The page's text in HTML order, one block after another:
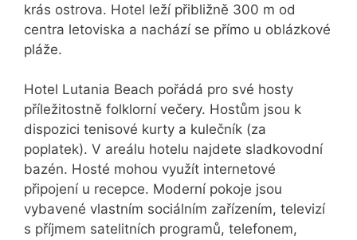
krás ostrova. Hotel leží přibližně 300 m od
centra letoviska a nachází se přímo u oblázkové
pláže.
Hotel Lutania Beach pořádá pro své hosty
příležitostně folklorní večery. Hostům jsou k
dispozici tenisové kurty a kulečník (za
poplatek). V areálu hotelu najdete sladkovodní
bazén. Hosté mohou využít internetové
připojení u recepce. Moderní pokoje jsou
vybavené vlastním sociálním zařízením, televizí
s příjmem satelitních programů, telefonem,